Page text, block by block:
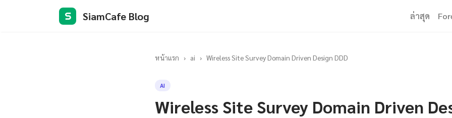
S SiamCafe Blog ล่าสุด
หน้าแรก › ai › Wireless Site Survey Domain Driven Design DDD
AI
Wireless Site Survey Domain Driven